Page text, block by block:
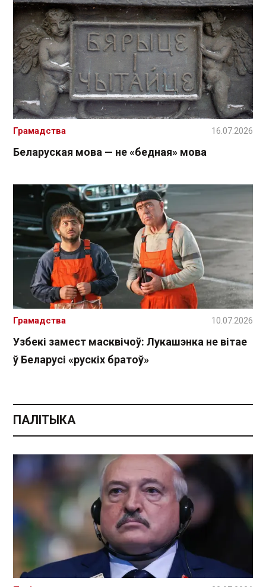
Беларуская мова — не «бедная» мова
Грамадства 16.07.2026
Узбекі замест масквічоў: Лукашэнка не вітае
ў Беларусі «рускіх братоў»
Грамадства 10.07.2026
ПАЛІТЫКА